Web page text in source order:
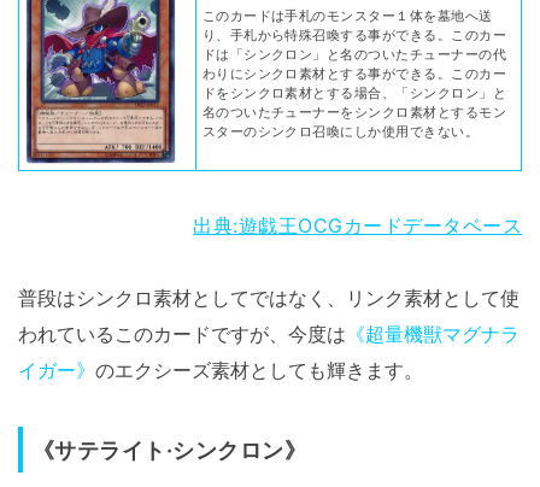
このカードは手札のモンスター１体を墓地へ送
り、手札から特殊召喚する事ができる。このカー
ドは「シンクロン」と名のついたチューナーの代
わりにシンクロ素材とする事ができる。このカー
ドをシンクロ素材とする場合、「シンクロン」と
名のついたチューナーをシンクロ素材とするモン
スターのシンクロ召喚にしか使用できない。
出典:遊戯王OCGカードデータベース
普段はシンクロ素材としてではなく、リンク素材として使
われているこのカードですが、今度は 《超量機獣マグナラ
イガー》 のエクシーズ素材としても輝きます。
《サテライト·シンクロン》